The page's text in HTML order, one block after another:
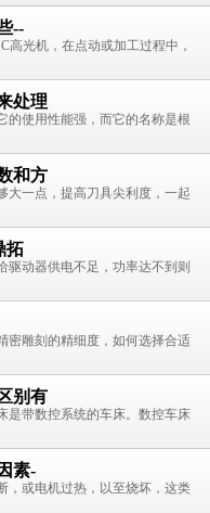
--
高光机，在点动或加工过程中，
处理
的使用性能强，而它的名称是根
和方
大一点，提高刀具尖利度，一起
拓
驱动器供电不足，功率达不到则
密雕刻的精细度，如何选择合适
别有
是带数控系统的车床。数控车床
素-
，或电机过热，以至烧坏，这类